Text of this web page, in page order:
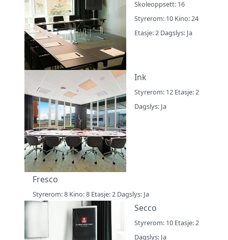
Skoleoppsett: 16
Styrerom: 10 Kino: 24
Etasje: 2 Dagslys: Ja
Ink
Styrerom: 12 Etasje: 2
Dagslys: Ja
Fresco
Styrerom: 8 Kino: 8 Etasje: 2 Dagslys: Ja
Secco
Styrerom: 10 Etasje: 2
Dagslys: Ja